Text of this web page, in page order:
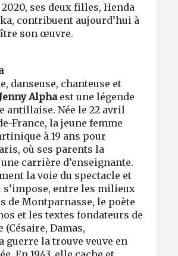
2020, ses deux filles, Henda
contribuent aujourd’hui à
son œuvre.
danseuse, chanteuse et
Alphaest une légende
antillaise. Née le 22 avril
France, la jeune femme
à 19 ans pour
où ses parents la
carrière d’enseignante.
la voie du spectacle et
s’impose, entre les milieux
de Montparnasse, le poète
et les textes fondateurs de
Damas,
guerre la trouve veuve en